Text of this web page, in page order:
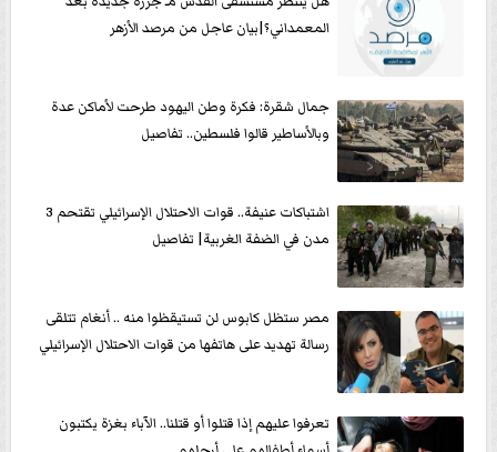
المعمداني؟|بيان عاجل من مرصد الأزهر
جمال شقرة: فكرة وطن اليهود طرحت لأماكن عدة
وبالأساطير قالوا فلسطين.. تفاصيل
اشتباكات عنيفة.. قوات الاحتلال الإسرائيلي تقتحم 3
مدن في الضفة الغربية| تفاصيل
مصر ستظل كابوس لن تستيقظوا منه .. أنغام تتلقى
رسالة تهديد على هاتفها من قوات الاحتلال الإسرائيلي
تعرفوا عليهم إذا قتلوا أو قتلنا.. الآباء بغزة يكتبون